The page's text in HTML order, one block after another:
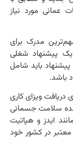
عمانی مورد نیاز
مدرک برای
پیشنهاد شغلی
باید شامل
باشد.
دریافت ویزای کاری
سلامت جسمانی
ایدز و هپاتیت
معتبر در کشور خود